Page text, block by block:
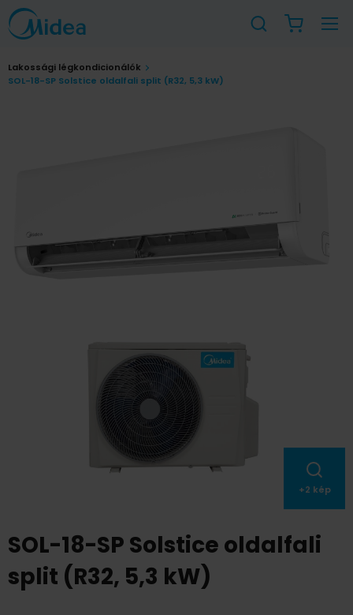
Lakossági légkondicionálók
SOL-18-SP Solstice oldalfali split (R32, 5,3 kW)
+2 kép
SOL-18-SP Solstice oldalfali
split (R32, 5,3 kW)